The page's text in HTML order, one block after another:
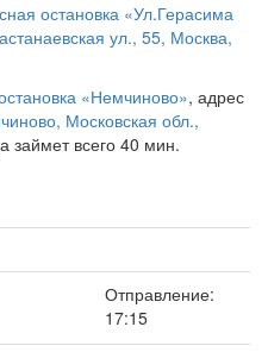
остановка «Ул.Герасима
ул., 55, Москва,
«Немчиново», адрес
Московская обл.,
займет всего 40 мин.
Отправление:
17:15